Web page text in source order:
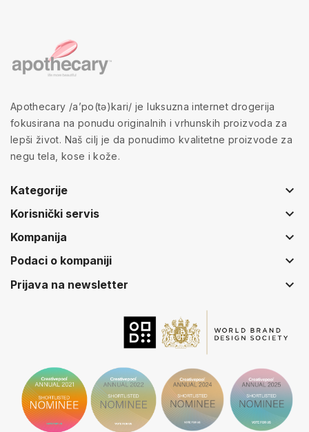
Apothecary /a’po(tə)kari/ je luksuzna internet drogerija
fokusirana na ponudu originalnih i vrhunskih proizvoda za
lepši život. Naš cilj je da ponudimo kvalitetne proizvode za
negu tela, kose i kože.
Kategorije keyboard_arrow_down
Korisnički servis keyboard_arrow_down
Kompanija keyboard_arrow_down
Podaci o kompaniji keyboard_arrow_down
Prijava na newsletter keyboard_arrow_down